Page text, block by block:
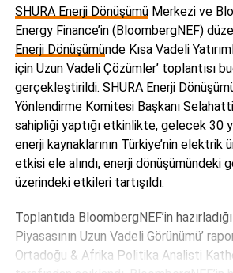
SHURA Enerji DönüşümüMerkezi ve
Energy Finance’in (BloombergNEF)
Enerji Dönüşümünde Kısa Vadeli
için Uzun Vadeli Çözümler’ toplantısı
gerçekleştirildi. SHURA Enerji
Yönlendirme Komitesi Başkanı
sahipliği yaptığı etkinlikte, gelecek 30
enerji kaynaklarının Türkiye’nin elektrik
etkisi ele alındı, enerji dönüşümündeki
üzerindeki etkileri tartışıldı.
Toplantıda BloombergNEF’in
Piyasasının Uzun Vadeli Görünümü’
Ortadoğu & Afrika Politika Analisti